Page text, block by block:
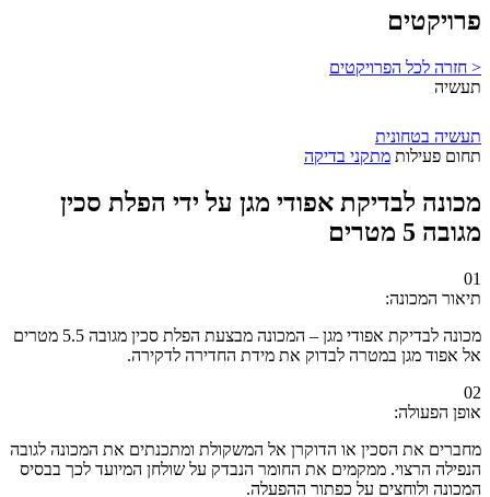
פרויקטים
< חזרה לכל הפרויקטים
תעשיה
תעשיה בטחונית
תחום פעילות מתקני בדיקה
מכונה לבדיקת אפודי מגן על ידי הפלת סכין
מגובה 5 מטרים
01
תיאור המכונה:
מכונה לבדיקת אפודי מגן – המכונה מבצעת הפלת סכין מגובה 5.5 מטרים
אל אפוד מגן במטרה לבדוק את מידת החדירה לדקירה.
02
אופן הפעולה:
מחברים את הסכין או הדוקרן אל המשקולת ומתכנתים את המכונה לגובה
הנפילה הרצוי. ממקמים את החומר הנבדק על שולחן המיועד לכך בבסיס
המכונה ולוחצים על כפתור ההפעלה.